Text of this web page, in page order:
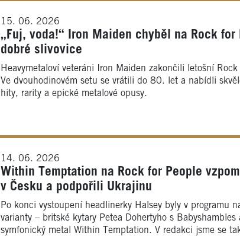
15. 06. 2026
„Fuj, voda!“ Iron Maiden chyběl na Rock
dobré slivovice
Heavymetaloví veteráni Iron Maiden zakončili letošní
Ve dvouhodinovém setu se vrátili do 80. let a nabídli
hity, rarity a epické metalové opusy.
14. 06. 2026
Within Temptation na Rock for People
v Česku a podpořili Ukrajinu
Po konci vystoupení headlinerky Halsey byly v programu
varianty – britské kytary Petea Dohertyho s Babyshambles
symfonický metal Within Temptation. V redakci jsme se